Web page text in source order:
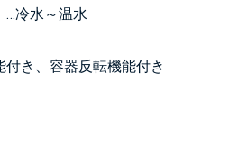
…冷水～温水
き、容器反転機能付き